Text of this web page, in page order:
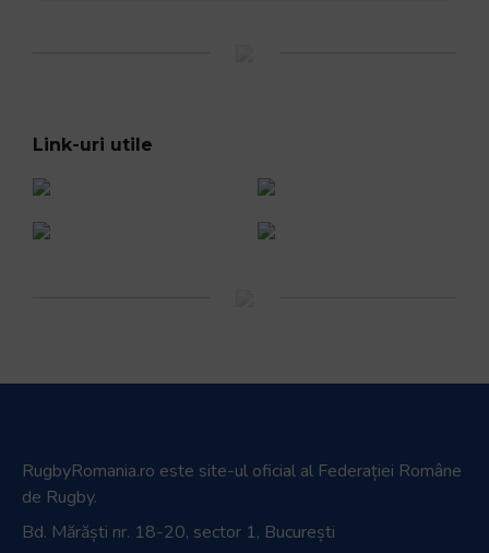
Link-uri utile
RugbyRomania.ro este site-ul oficial al Federației Române
de Rugby.
Bd. Mărăști nr. 18-20, sector 1, București